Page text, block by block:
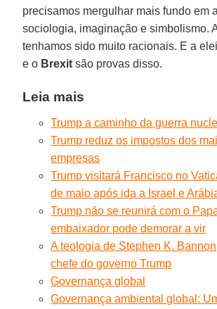
precisamos mergulhar mais fundo em
sociologia, imaginação e simbolismo.
tenhamos sido muito racionais. E a
e o Brexit são provas disso.
Leia mais
Trump a caminho da guerra
Trump reduz os impostos dos
empresas
Trump visitará Francisco no
de maio após ida a Israel e
Trump não se reunirá com o
embaixador pode demorar a vir
A teologia de Stephen K.
chefe do governo Trump
Governança global
Governança ambiental global: